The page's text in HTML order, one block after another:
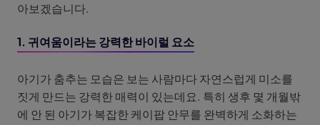
아보겠습니다.
1. 귀여움이라는 강력한 바이럴 요소
아기가 춤추는 모습은 보는 사람마다 자연스럽게 미소를
짓게 만드는 강력한 매력이 있는데요. 특히 생후 몇 개월밖
에 안 된 아기가 복잡한 케이팝 안무를 완벽하게 소화하는